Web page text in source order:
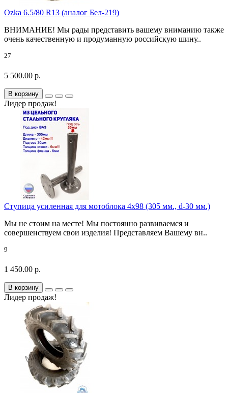
Ozka 6.5/80 R13 (аналог Бел-219)
ВНИМАНИЕ! Мы рады представить вашему вниманию также
очень качественную и продуманную российскую шину..
27
5 500.00 р.
В корзину
Лидер продаж!
Ступица усиленная для мотоблока 4х98 (305 мм., d-30 мм.)
Мы не стоим на месте! Мы постоянно развиваемся и
совершенствуем свои изделия! Представляем Вашему вн..
9
1 450.00 р.
В корзину
Лидер продаж!